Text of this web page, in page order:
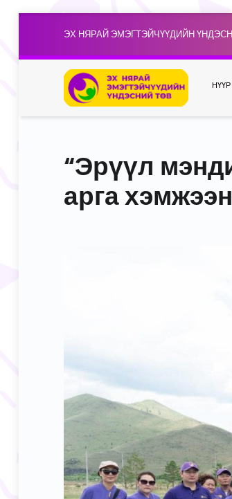
ЭХ НЯРАЙ ЭМЭГТЭЙЧҮҮДИЙН
НҮҮР
“Эрүүл
арга